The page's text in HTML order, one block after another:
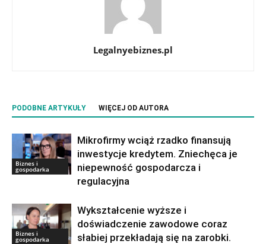
Legalnyebiznes.pl
PODOBNE ARTYKUŁY WIĘCEJ OD AUTORA
Biznes i
gospodarka
Mikrofirmy wciąż rzadko finansują
inwestycje kredytem. Zniechęca je
niepewność gospodarcza i
regulacyjna
Biznes i
gospodarka
Wykształcenie wyższe i
doświadczenie zawodowe coraz
słabiej przekładają się na zarobki.